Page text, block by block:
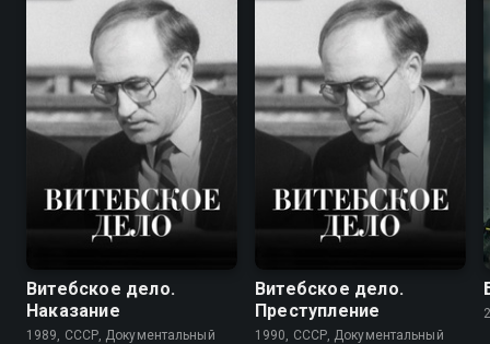
Витебское дело.
Наказание
1989, СССР, Документальный
Витебское дело.
Преступление
1990, СССР, Документальный